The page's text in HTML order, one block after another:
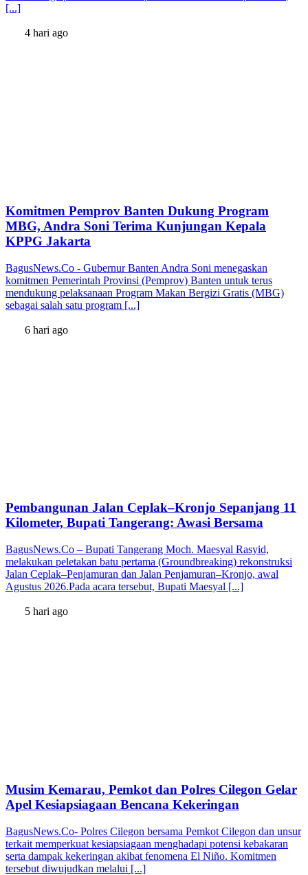
[...]
4 hari ago
Komitmen Pemprov Banten Dukung Program
MBG, Andra Soni Terima Kunjungan Kepala
KPPG Jakarta
BagusNews.Co - Gubernur Banten Andra Soni menegaskan
komitmen Pemerintah Provinsi (Pemprov) Banten untuk terus
mendukung pelaksanaan Program Makan Bergizi Gratis (MBG)
sebagai salah satu program [...]
6 hari ago
Pembangunan Jalan Ceplak–Kronjo Sepanjang 11
Kilometer, Bupati Tangerang: Awasi Bersama
BagusNews.Co – Bupati Tangerang Moch. Maesyal Rasyid,
melakukan peletakan batu pertama (Groundbreaking) rekonstruksi
Jalan Ceplak–Penjamuran dan Jalan Penjamuran–Kronjo, awal
Agustus 2026.Pada acara tersebut, Bupati Maesyal [...]
5 hari ago
Musim Kemarau, Pemkot dan Polres Cilegon Gelar
Apel Kesiapsiagaan Bencana Kekeringan
BagusNews.Co- Polres Cilegon bersama Pemkot Cilegon dan unsur
terkait memperkuat kesiapsiagaan menghadapi potensi kebakaran
serta dampak kekeringan akibat fenomena El Niño. Komitmen
tersebut diwujudkan melalui [...]